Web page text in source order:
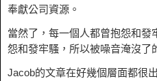
奉獻公司資源。
當然了，每一個人都曾抱怨和
怨和發牢騷，所以被噪音淹沒了
Jacob的文章在好幾個層面都很